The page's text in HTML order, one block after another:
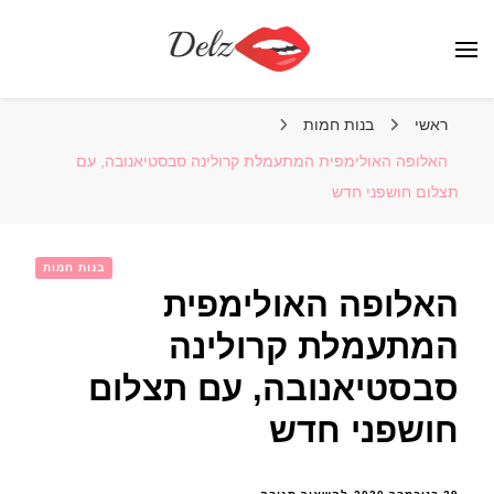
ראשי בנות חמות
האלופה האולימפית המתעמלת קרולינה סבסטיאנובה, עם
תצלום חושפני חדש
בנות חמות
האלופה האולימפית
המתעמלת קרולינה
סבסטיאנובה, עם תצלום
חושפני חדש